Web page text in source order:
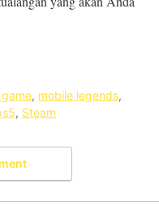
, mobile legends,
, Steam